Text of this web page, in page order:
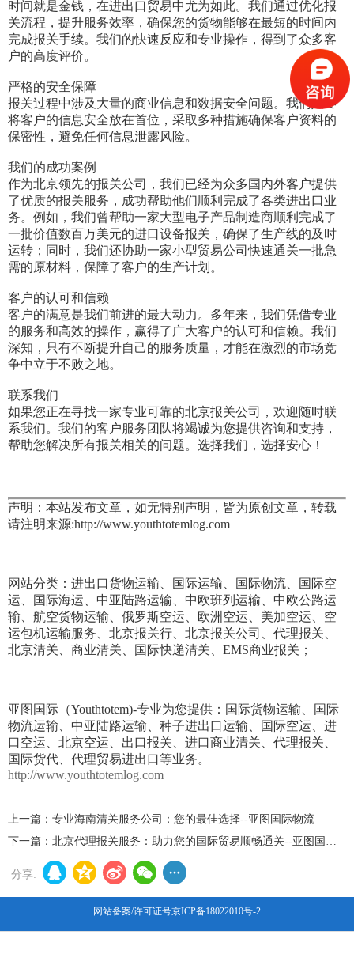
时间就是金钱，在进出口贸易中尤为如此。我们通过优化报
关流程，提升服务效率，确保您的货物能够在最短的时间内
完成报关手续。我们的快速反应和专业操作，得到了众多客
户的高度评价。
严格的安全保障
报关过程中涉及大量的商业信息和数据安全问题。我们始终
将客户的信息安全放在首位，采取多种措施确保客户资料的
保密性，避免任何信息泄露风险。
我们的成功案例
作为北京领先的报关公司，我们已经为众多国内外客户提供
了优质的报关服务，成功帮助他们顺利完成了各类进出口业
务。例如，我们曾帮助一家大型电子产品制造商顺利完成了
一批价值数百万美元的进口设备报关，确保了生产线的及时
运转；同时，我们还协助一家小型贸易公司快速通关一批急
需的原材料，保障了客户的生产计划。
客户的认可和信赖
客户的满意是我们前进的最大动力。多年来，我们凭借专业
的服务和高效的操作，赢得了广大客户的认可和信赖。我们
深知，只有不断提升自己的服务质量，才能在激烈的市场竞
争中立于不败之地。
联系我们
如果您正在寻找一家专业可靠的北京报关公司，欢迎随时联
系我们。我们的客户服务团队将竭诚为您提供咨询和支持，
帮助您解决所有报关相关的问题。选择我们，选择安心！
声明：本站发布文章，如无特别声明，皆为原创文章，转载
请注明来源:http://www.youthtotemlog.com
网站分类：进出口货物运输、国际运输、国际物流、国际空
运、国际海运、中亚陆路运输、中欧班列运输、中欧公路运
输、航空货物运输、俄罗斯空运、欧洲空运、美加空运、空
运包机运输服务、北京报关行、北京报关公司、代理报关、
北京清关、商业清关、国际快递清关、EMS商业报关；
亚图国际（Youthtotem)-专业为您提供：国际货物运输、国际
物流运输、中亚陆路运输、种子进出口运输、国际空运、进
口空运、北京空运、出口报关、进口商业清关、代理报关、
国际货代、代理贸易进出口等业务。
http://www.youthtotemlog.com
上一篇： 专业海南清关服务公司：您的最佳选择--亚图国际物流
下一篇： 北京代理报关服务：助力您的国际贸易顺畅通关--亚图国际物流一直在努力
分享:
网站备案/许可证号京ICP备18022010号-2